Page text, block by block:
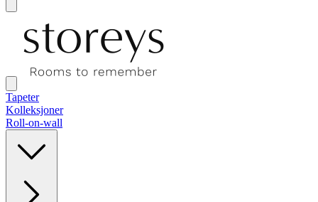
Tapeter
Kolleksjoner
Roll-on-wall